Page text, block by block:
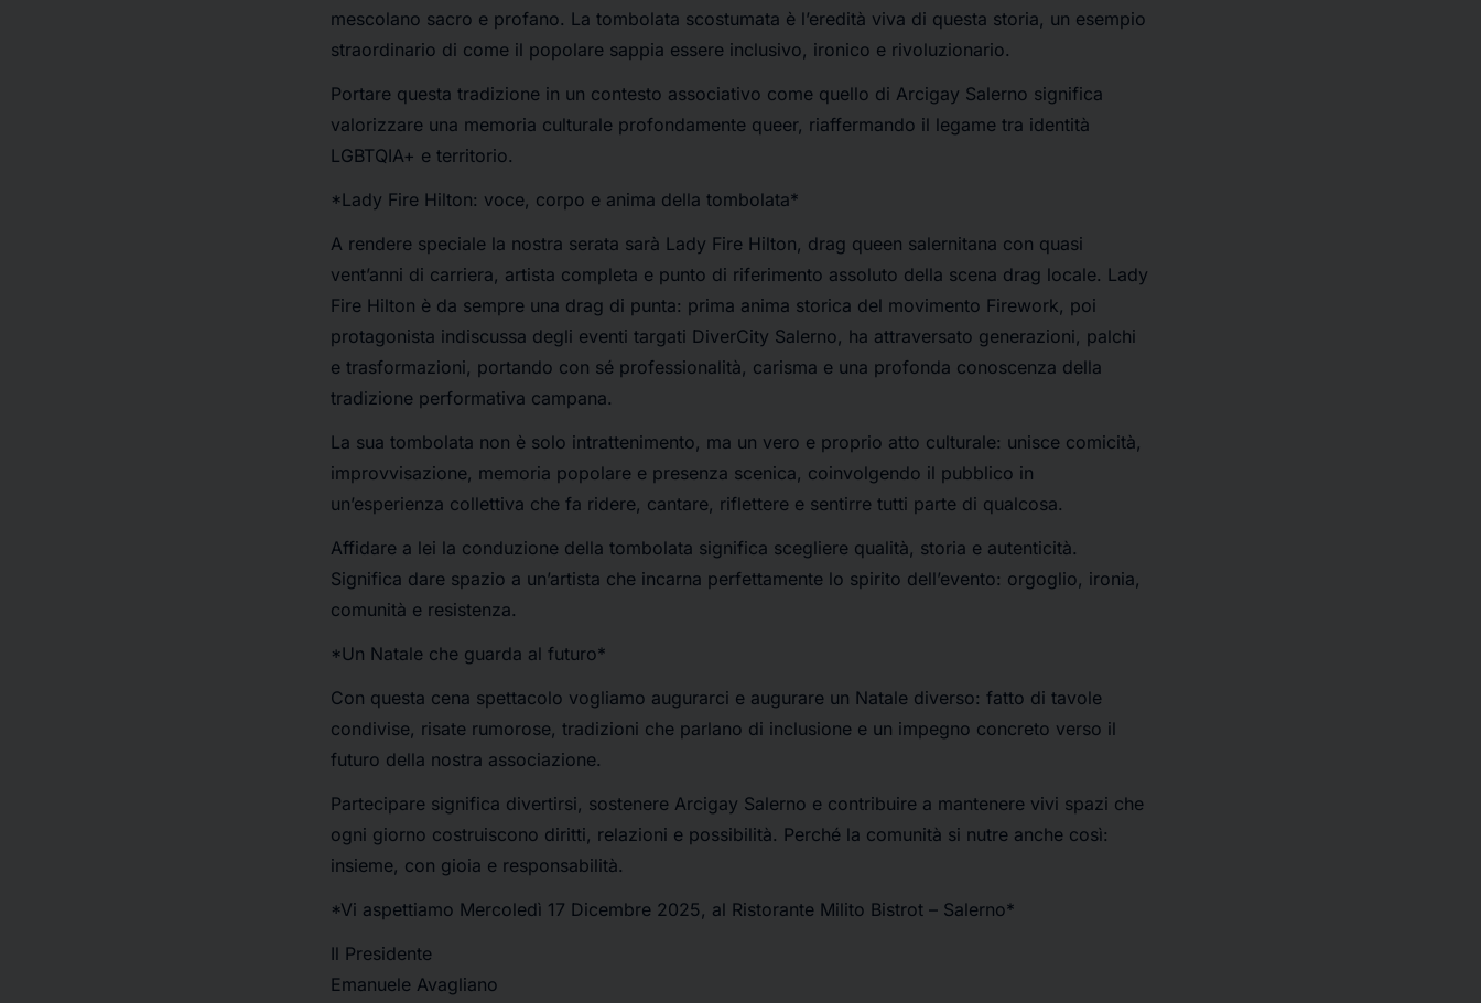
mescolano sacro e profano. La tombolata scostumata è l’eredità viva di questa storia, un esempio
straordinario di come il popolare sappia essere inclusivo, ironico e rivoluzionario.
Portare questa tradizione in un contesto associativo come quello di Arcigay Salerno significa
valorizzare una memoria culturale profondamente queer, riaffermando il legame tra identità
LGBTQIA+ e territorio.
*Lady Fire Hilton: voce, corpo e anima della tombolata*
A rendere speciale la nostra serata sarà Lady Fire Hilton, drag queen salernitana con quasi
vent’anni di carriera, artista completa e punto di riferimento assoluto della scena drag locale. Lady
Fire Hilton è da sempre una drag di punta: prima anima storica del movimento Firework, poi
protagonista indiscussa degli eventi targati DiverCity Salerno, ha attraversato generazioni, palchi
e trasformazioni, portando con sé professionalità, carisma e una profonda conoscenza della
tradizione performativa campana.
La sua tombolata non è solo intrattenimento, ma un vero e proprio atto culturale: unisce comicità,
improvvisazione, memoria popolare e presenza scenica, coinvolgendo il pubblico in
un’esperienza collettiva che fa ridere, cantare, riflettere e sentirre tutti parte di qualcosa.
Affidare a lei la conduzione della tombolata significa scegliere qualità, storia e autenticità.
Significa dare spazio a un’artista che incarna perfettamente lo spirito dell’evento: orgoglio, ironia,
comunità e resistenza.
*Un Natale che guarda al futuro*
Con questa cena spettacolo vogliamo augurarci e augurare un Natale diverso: fatto di tavole
condivise, risate rumorose, tradizioni che parlano di inclusione e un impegno concreto verso il
futuro della nostra associazione.
Partecipare significa divertirsi, sostenere Arcigay Salerno e contribuire a mantenere vivi spazi che
ogni giorno costruiscono diritti, relazioni e possibilità. Perché la comunità si nutre anche così:
insieme, con gioia e responsabilità.
*Vi aspettiamo Mercoledì 17 Dicembre 2025, al Ristorante Milito Bistrot – Salerno*
Il Presidente
Emanuele Avagliano